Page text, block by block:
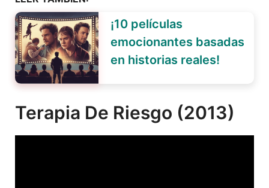
¡10 películas
emocionantes basadas
en historias reales!
Terapia De Riesgo (2013)